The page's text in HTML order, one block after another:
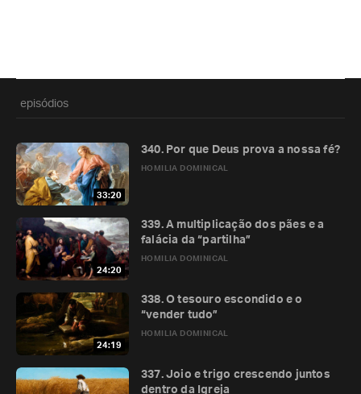
episódios
33:20
HOMILIA DOMINICAL
340. Por que Deus prova a nossa fé?
24:20
HOMILIA DOMINICAL
339. A multiplicação dos pães e a
falácia da “partilha”
24:19
HOMILIA DOMINICAL
338. O tesouro escondido e o
“vender tudo”
337. Joio e trigo crescendo juntos
dentro da Igreja